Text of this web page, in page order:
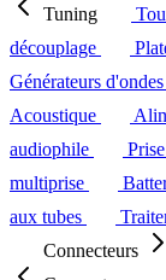
Tuning
découplage
Générateurs
Acoustique
audiophile
multiprise
aux tubes
Connecteurs